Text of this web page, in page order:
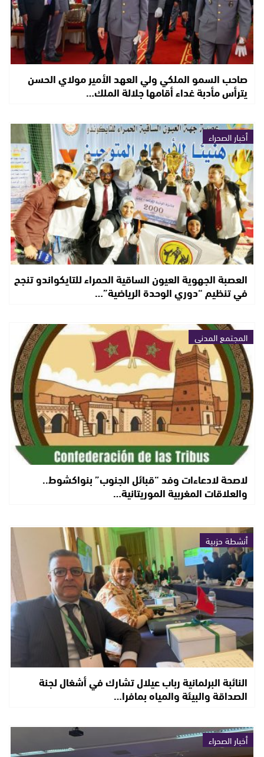
صاحب السمو الملكي ولي العهد الأمير مولاي الحسن
يترأس مأدبة غداء أقامها جلالة الملك…
أخبار الصحراء
العصبة الجهوية العيون الساقية الحمراء للتايكواندو تنجح
في تنظيم “دوري الوحدة الرياضية”…
المجتمع المدني
لاصحة لادعاءات وفد “قبائل الجنوب” بنواكشوط..
والعلاقات المغربية الموريتانية…
أنشطة حزبية
النائبة البرلمانية رباب عيلال تشارك في أشغال لجنة
الصداقة والبيئة والمياه بمافرا…
أخبار الصحراء